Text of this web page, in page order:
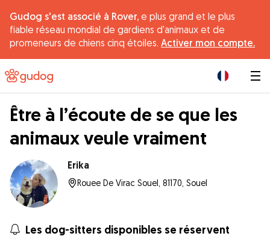
Gudog s'est associé à Rover, e plus grand et le plus
fiable réseau mondial de gardiens d'animaux et de
promeneurs de chiens cinq étoiles. Activer mon compte.
Être à l’écoute de se que les
animaux veule vraiment
Erika
Rouee De Virac Souel, 81170, Souel
Les dog-sitters disponibles se réservent